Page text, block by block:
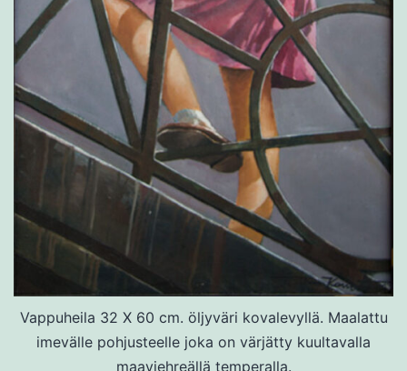
Vappuheila 32 X 60 cm. öljyväri kovalevyllä. Maalattu
imevälle pohjusteelle joka on värjätty kuultavalla
maaviehreällä temperalla.